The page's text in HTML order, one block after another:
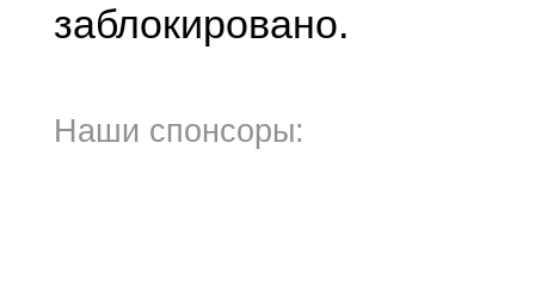
заблокировано.
Наши спонсоры: